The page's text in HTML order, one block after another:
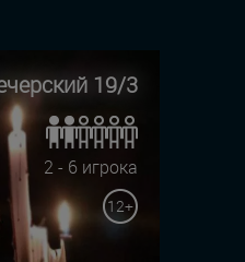
19/3
2 - 6 игрока
12+